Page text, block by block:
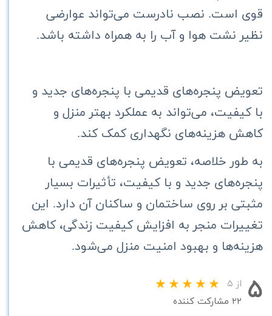
قوی است. نصب نادرست می‌تواند عوارضی
نظیر نشت هوا و آب را به همراه داشته باشد.
تعویض پنجره‌های قدیمی با پنجره‌های جدید و
با کیفیت، می‌تواند به عملکرد بهتر منزل و
کاهش هزینه‌های نگهداری کمک کند.
به طور خلاصه، تعویض پنجره‌های قدیمی با
پنجره‌های جدید و با کیفیت، تأثیرات بسیار
مثبتی بر روی ساختمان و ساکنان آن دارد. این
تغییرات منجر به افزایش کیفیت زندگی، کاهش
هزینه‌ها و بهبود امنیت منزل می‌شود.
۵ از ۵
۲۲ مشارکت کننده